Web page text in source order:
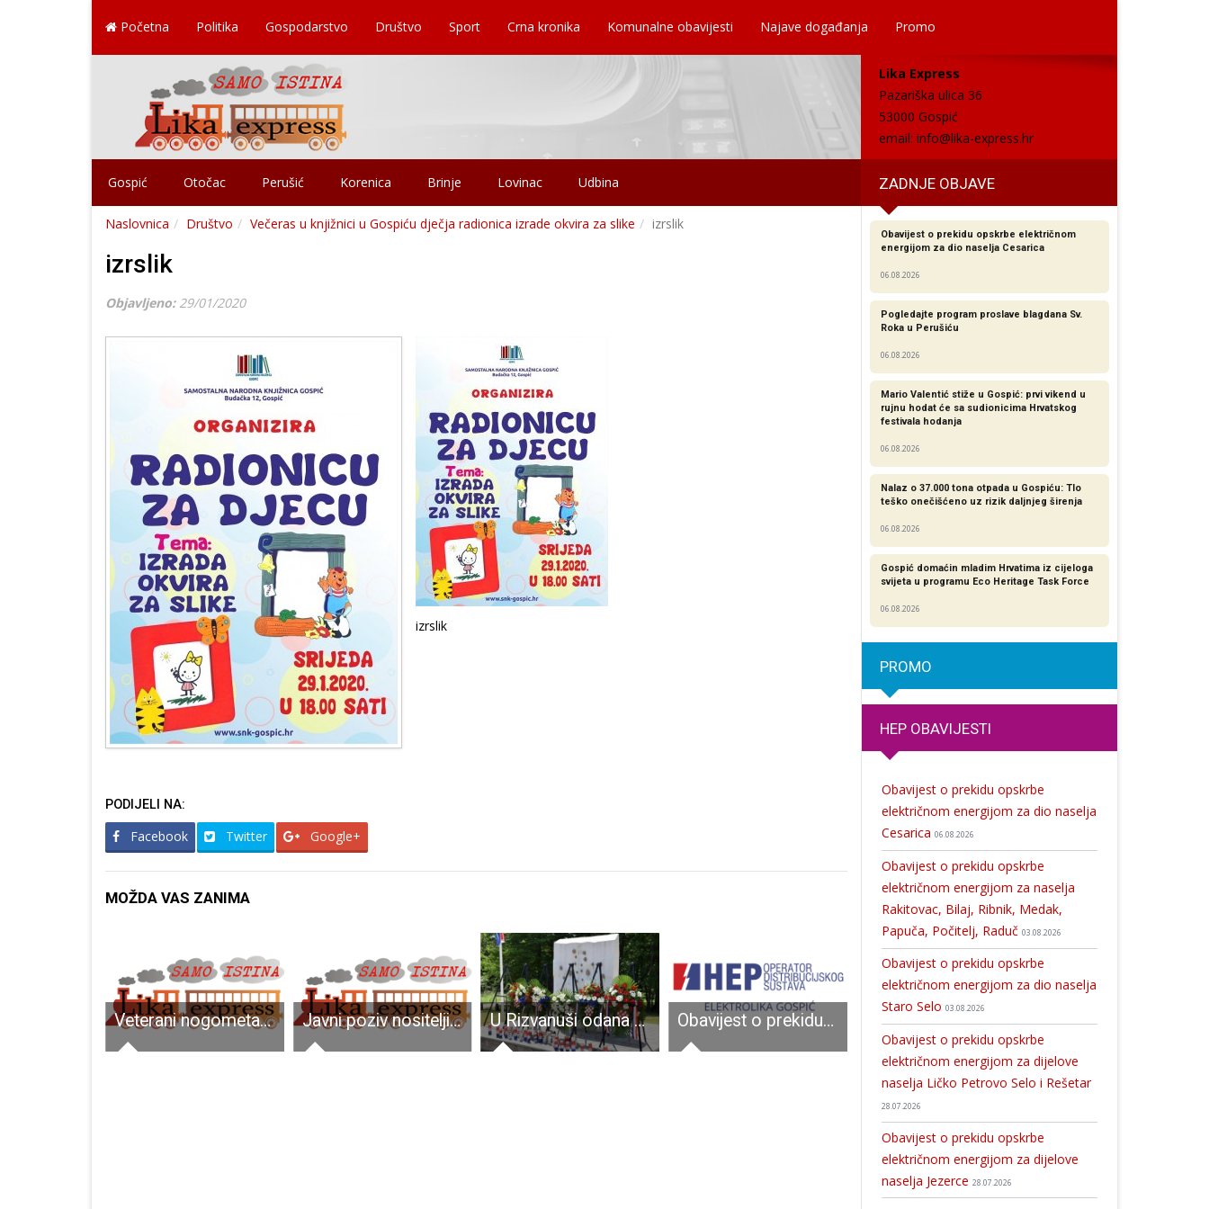
Početna Politika Gospodarstvo Društvo Sport Crna kronika Komunalne obavijesti Najave događanja Promo
Lika Express
Pazariška ulica 36
53000 Gospić
email: info@lika-express.hr
Gospić Otočac Perušić Korenica Brinje Lovinac Udbina ZADNJE OBJAVE
Naslovnica Društvo Večeras u knjižnici u Gospiću dječja radionica izrade okvira za slike izrslik
izrslik
Objavljeno: 29/01/2020
izrslik
PODIJELI NA:
Facebook Twitter Google+
MOŽDA VAS ZANIMA
Veterani nogometaši, prijavite se na malonogometni turnir u Ličkom Osiku Javni poziv nositeljima prava na nekretninama na području Općine Perušić U Rizvanuši odana počast „Velebitskim junacima“ Obavijest o prekidu opskrbe električnom energijom za dio naselja Rastovača Problemi s vodoopskrbom na području Perušića
Obavijest o prekidu opskrbe električnom
energijom za dio naselja Cesarica
06.08.2026
Pogledajte program proslave blagdana Sv.
Roka u Perušiću
06.08.2026
Mario Valentić stiže u Gospić: prvi vikend u
rujnu hodat će sa sudionicima Hrvatskog
festivala hodanja
06.08.2026
Nalaz o 37.000 tona otpada u Gospiću: Tlo
teško onečišćeno uz rizik daljnjeg širenja
06.08.2026
Gospić domaćin mladim Hrvatima iz cijeloga
svijeta u programu Eco Heritage Task Force
06.08.2026
PROMO
HEP OBAVIJESTI
Obavijest o prekidu opskrbe
električnom energijom za dio naselja
Cesarica 06.08.2026
Obavijest o prekidu opskrbe
električnom energijom za naselja
Rakitovac, Bilaj, Ribnik, Medak,
Papuča, Počitelj, Raduč 03.08.2026
Obavijest o prekidu opskrbe
električnom energijom za dio naselja
Staro Selo 03.08.2026
Obavijest o prekidu opskrbe
električnom energijom za dijelove
naselja Ličko Petrovo Selo i Rešetar
28.07.2026
Obavijest o prekidu opskrbe
električnom energijom za dijelove
naselja Jezerce 28.07.2026